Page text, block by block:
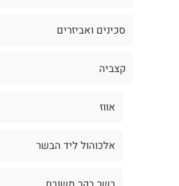
סכינים ואביזרים
קצביה
אווז
אלכוהול ליד הבשר